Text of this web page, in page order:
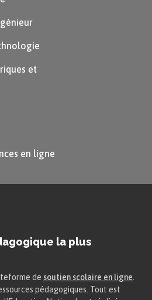
série statistique à deux
l’effectif total par un
selon les effectifs
on obtient :
et
en ligne
la plus
de soutien scolaire en ligne
pédagogiques. Tout est